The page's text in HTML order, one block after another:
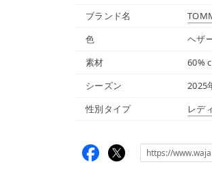
ブランド名
色
ヘザ
素材
60%
シーズン
2025
性別タイプ
レデ